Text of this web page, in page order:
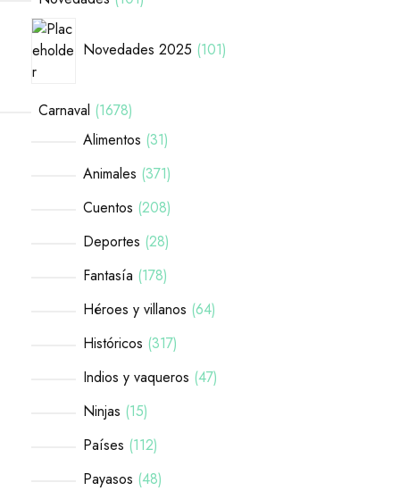
Novedades 2025 101
Carnaval 1678
Alimentos 31
Animales 371
Cuentos 208
Deportes 28
Fantasía 178
Héroes y villanos 64
Históricos 317
Indios y vaqueros 47
Ninjas 15
Países 112
Payasos 48